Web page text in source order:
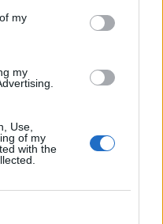
my
my
Use,
of my
with the
Banda
1º lugar no
de Valência